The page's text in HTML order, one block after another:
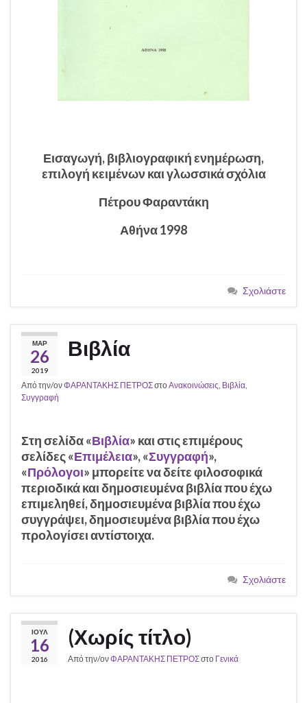
Εισαγωγή, βιβλιογραφική ενημέρωση,
επιλογή κειμένων και γλωσσικά σχόλια
Πέτρου Φαραντάκη
Αθήνα 1998
Σχολιάστε
ΜΑΡ
26
2019
Βιβλία
Από την/ονΦΑΡΑΝΤΑΚΗΣ ΠΕΤΡΟΣστοΑνακοινώσεις, Βιβλία,
Συγγραφή
Στη σελίδα «Βιβλία» και στις επιμέρους
σελίδες «Επιμέλεια», «Συγγραφή»,
«Πρόλογοι» μπορείτε να δείτε φιλοσοφικά
περιοδικά και δημοσιευμένα βιβλία που έχω
επιμεληθεί, δημοσιευμένα βιβλία που έχω
συγγράψει, δημοσιευμένα βιβλία που έχω
προλογίσει αντίστοιχα.
Σχολιάστε
ΙΟΎΛ
16
2016
(Χωρίς τίτλο)
Από την/ονΦΑΡΑΝΤΑΚΗΣ ΠΕΤΡΟΣστο Γενικά